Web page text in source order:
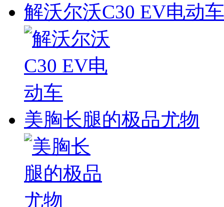
解沃尔沃C30 EV电动车
美胸长腿的极品尤物